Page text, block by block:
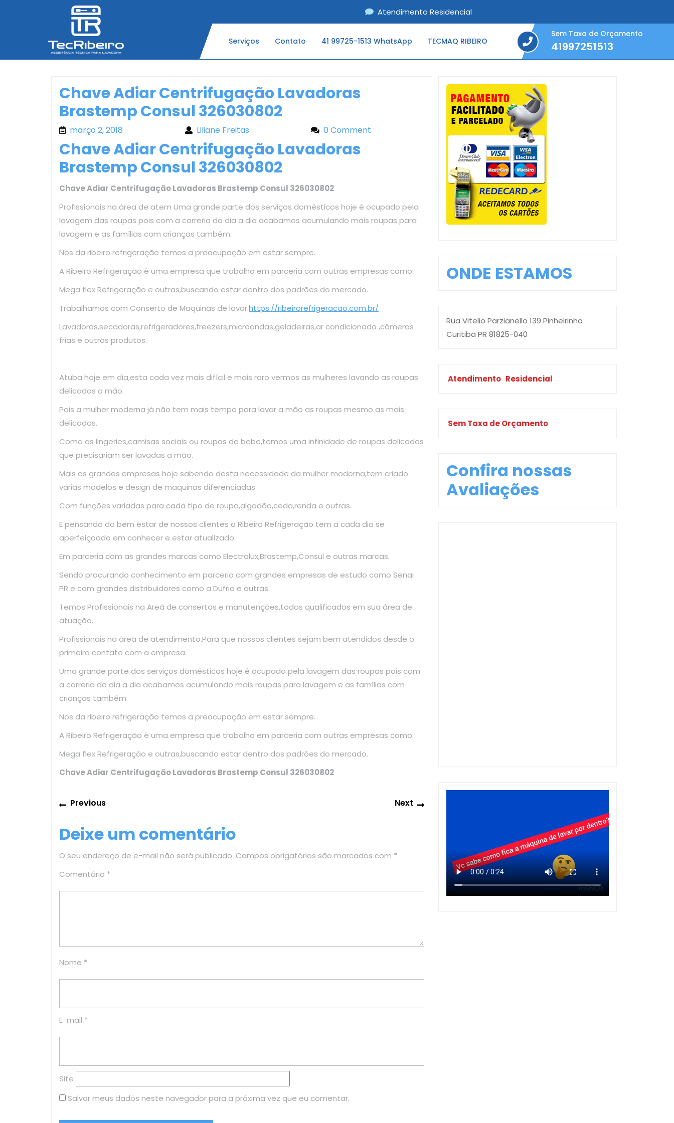
Atendimento Residencial
Serviços Contato 41 99725-1513 WhatsApp TECMAQ RIBEIRO
Sem Taxa de Orçamento
41997251513
41997251513
Chave Adiar Centrifugação Lavadoras
Brastemp Consul 326030802
março 2, 2018 Liliane Freitas 0 Comment
Chave Adiar Centrifugação Lavadoras
Brastemp Consul 326030802
Chave Adiar Centrifugação Lavadoras Brastemp Consul 326030802
Profissionais na área de atem Uma grande parte dos serviços domésticos hoje é ocupado pela
lavagem das roupas pois com a correria do dia a dia acabamos acumulando mais roupas para
lavagem e as famílias com crianças também.
Nos da ribeiro refrigeração temos a preocupação em estar sempre.
A Ribeiro Refrigeração é uma empresa que trabalha em parceria com outras empresas como:
Mega flex Refrigeração e outras,buscando estar dentro dos padrões do mercado.
Trabalhamos com Conserto de Maquinas de lavar.https://ribeirorefrigeracao.com.br/
Lavadoras,secadoras,refrigeradores,freezers,microondas,geladeiras,ar condicionado ,câmeras
frias e outros produtos.
Atuba hoje em dia,esta cada vez mais difícil e mais raro vermos as mulheres lavando as roupas
delicadas a mão.
Pois a mulher moderna já não tem mais tempo para lavar a mão as roupas mesmo as mais
delicadas.
Como as lingeries,camisas sociais ou roupas de bebe,temos uma infinidade de roupas delicadas
que precisariam ser lavadas a mão.
Mais as grandes empresas hoje sabendo desta necessidade da mulher moderna,tem criado
varias modelos e design de maquinas diferenciadas.
Com funções variadas para cada tipo de roupa,algodão,ceda,renda e outras.
E pensando do bem estar de nossos clientes a Ribeiro Refrigeração tem a cada dia se
aperfeiçoado em conhecer e estar atualizado.
Em parceria com as grandes marcas como Electrolux,Brastemp,Consul e outras marcas.
Sendo procurando conhecimento em parceria com grandes empresas de estudo como Senai
PR e com grandes distribuidores como a Dufrio e outras.
Temos Profissionais na Areá de consertos e manutenções,todos qualificados em sua área de
atuação.
Profissionais na área de atendimento.Para que nossos clientes sejam bem atendidos desde o
primeiro contato com a empresa.
Uma grande parte dos serviços domésticos hoje é ocupado pela lavagem das roupas pois com
a correria do dia a dia acabamos acumulando mais roupas para lavagem e as famílias com
crianças também.
Nos da ribeiro refrigeração temos a preocupação em estar sempre.
A Ribeiro Refrigeração é uma empresa que trabalha em parceria com outras empresas como:
Mega flex Refrigeração e outras,buscando estar dentro dos padrões do mercado.
Chave Adiar Centrifugação Lavadoras Brastemp Consul 326030802
Navegação
Post
PreviousPrevious
Next
Next
Deixe um comentário
O seu endereço de e-mail não será publicado. Campos obrigatórios são marcados com *
Comentário *
Nome *
E-mail *
Site
Salvar meus dados neste navegador para a próxima vez que eu comentar.
ONDE ESTAMOS
Rua Vitelio Parzianello 139 Pinheirinho
Curitiba PR 81825-040
Atendimento Residencial
Sem Taxa de Orçamento
Confira nossas
Avaliações